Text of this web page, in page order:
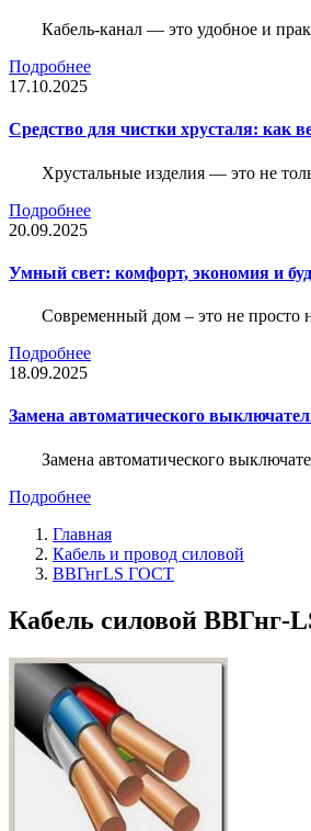
Кабель-канал — это удобное и
Подробнее
17.10.2025
Средство для чистки хрусталя: как
Хрустальные изделия — это не
Подробнее
20.09.2025
Умный свет: комфорт, экономия и
Современный дом – это не просто
Подробнее
18.09.2025
Замена автоматического
Замена автоматического
Подробнее
Главная
Кабель и провод силовой
ВВГнгLS ГОСТ
Кабель силовой ВВГнг-